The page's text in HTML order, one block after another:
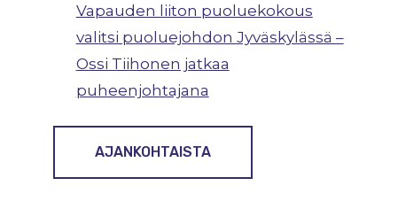
Vapauden liiton puoluekokous
valitsi puoluejohdon Jyväskylässä –
Ossi Tiihonen jatkaa
puheenjohtajana
AJANKOHTAISTA